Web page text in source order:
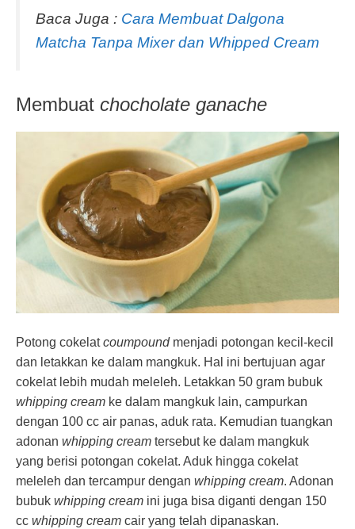
Baca Juga : Cara Membuat Dalgona
Matcha Tanpa Mixer dan Whipped Cream
Membuat chocholate ganache
Potong cokelatcoumpoundmenjadi potongan kecil-kecil
dan letakkan ke dalam mangkuk. Hal ini bertujuan agar
cokelat lebih mudah meleleh. Letakkan 50 gram bubuk
whipping cream ke dalam mangkuk lain, campurkan
dengan 100 cc air panas, aduk rata. Kemudian tuangkan
adonan whipping cream tersebut ke dalam mangkuk
yang berisi potongan cokelat. Aduk hingga cokelat
meleleh dan tercampur dengan whipping cream. Adonan
bubuk whipping cream ini juga bisa diganti dengan 150
cc whipping cream cair yang telah dipanaskan.